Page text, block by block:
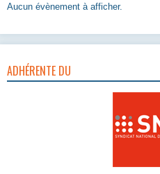
Aucun évènement à afficher.
ADHÉRENTE DU